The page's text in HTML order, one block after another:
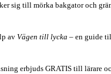
sig till mörka bakgator och
av Vägen till lycka – en guide
erbjuds GRATIS till lärare